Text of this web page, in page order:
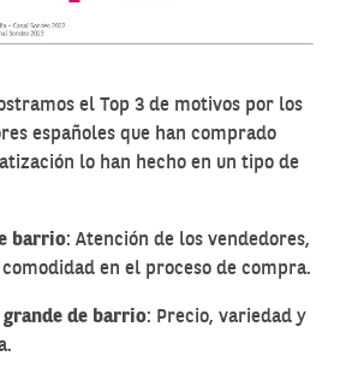
el Top 3 de motivos por los
españoles que han comprado
lo han hecho en un tipo de
barrio: Atención de los vendedores,
en el proceso de compra.
de barrio: Precio, variedad y